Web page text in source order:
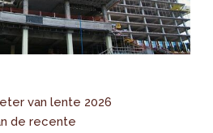
van lente 2026
de recente